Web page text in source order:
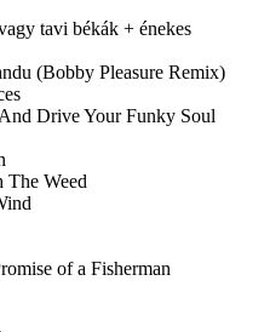
tavi békák + énekes
(Bobby Pleasure Remix)
Drive Your Funky Soul
The Weed
of a Fisherman